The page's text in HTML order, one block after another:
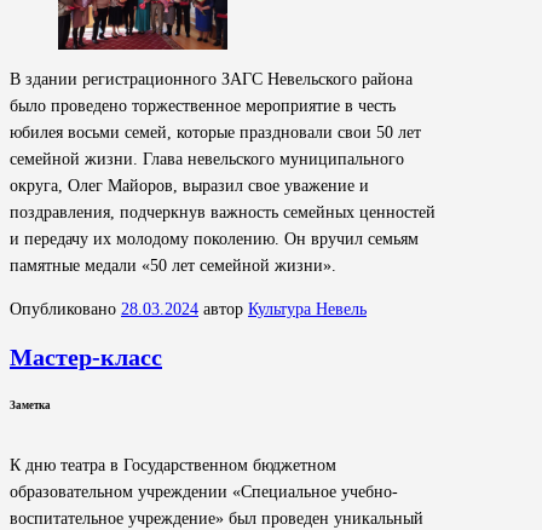
В здании регистрационного ЗАГС Невельского района
было проведено торжественное мероприятие в честь
юбилея восьми семей, которые праздновали свои 50 лет
семейной жизни. Глава невельского муниципального
округа, Олег Майоров, выразил свое уважение и
поздравления, подчеркнув важность семейных ценностей
и передачу их молодому поколению. Он вручил семьям
памятные медали «50 лет семейной жизни».
Опубликовано 28.03.2024 автор Культура Невель
Мастер-класс
Заметка
К дню театра в Государственном бюджетном
образовательном учреждении «Специальное учебно-
воспитательное учреждение» был проведен уникальный